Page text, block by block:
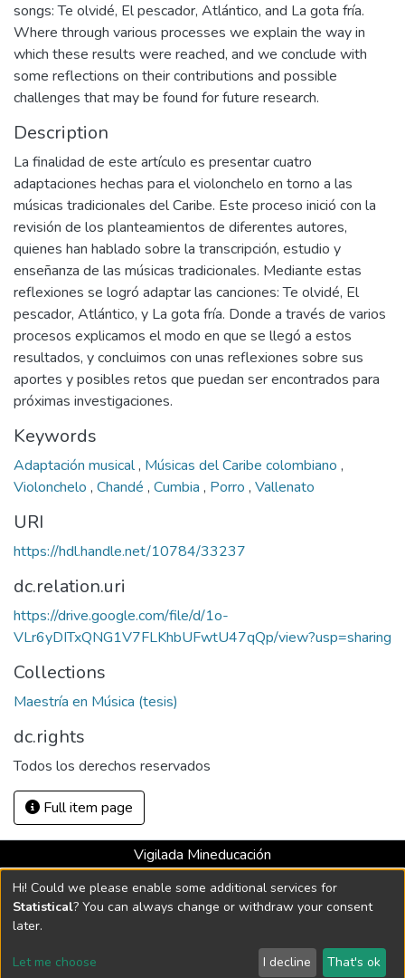
songs: Te olvidé, El pescador, Atlántico, and La gota fría.
Where through various processes we explain the way in
which these results were reached, and we conclude with
some reflections on their contributions and possible
challenges that may be found for future research.
Description
La finalidad de este artículo es presentar cuatro
adaptaciones hechas para el violonchelo en torno a las
músicas tradicionales del Caribe. Este proceso inició con la
revisión de los planteamientos de diferentes autores,
quienes han hablado sobre la transcripción, estudio y
enseñanza de las músicas tradicionales. Mediante estas
reflexiones se logró adaptar las canciones: Te olvidé, El
pescador, Atlántico, y La gota fría. Donde a través de varios
procesos explicamos el modo en que se llegó a estos
resultados, y concluimos con unas reflexiones sobre sus
aportes y posibles retos que puedan ser encontrados para
próximas investigaciones.
Keywords
Adaptación musical, Músicas del Caribe colombiano ,
Violonchelo , Chandé , Cumbia , Porro , Vallenato
URI
https://hdl.handle.net/10784/33237
dc.relation.uri
https://drive.google.com/file/d/1o-
VLr6yDITxQNG1V7FLKhbUFwtU47qQp/view?usp=sharing
Collections
Maestría en Música (tesis)
dc.rights
Todos los derechos reservados
Full item page
Vigilada Mineducación
Universidad con Acreditación Institucional hasta 2026 -
Resolución MEN 2158 de 2018
DSpace software copyright © 2002-2026 LYRASIS
Hi! Could we please enable some additional services for
Statistical? You can always change or withdraw your consent
later.
Let me choose I decline That's ok